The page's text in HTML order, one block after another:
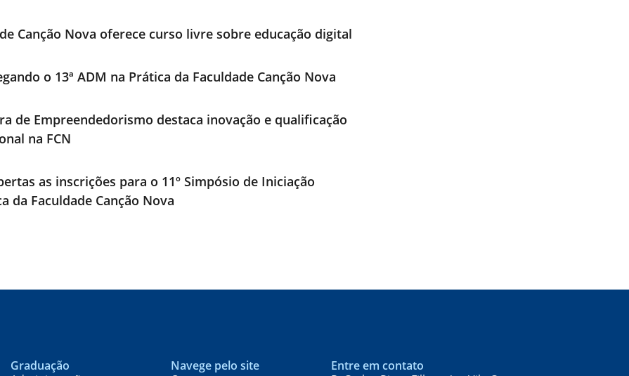
Canção Nova oferece curso livre sobre educação digital
o 13ª ADM na Prática da Faculdade Canção Nova
de Empreendedorismo destaca inovação e qualificação
na FCN
as inscrições para o 11º Simpósio de Iniciação
da Faculdade Canção Nova
Graduação
Navege pelo site
Entre em contato